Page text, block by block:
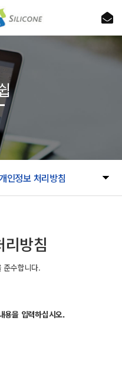
인정보 처리방침
리방침
준수합니다.
용을 입력하십시오.